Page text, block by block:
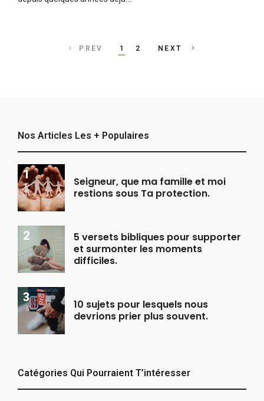
Posts
PREV 1 2 NEXT
Nos Articles Les + Populaires
Seigneur, que ma famille et moi
restions sous Ta protection.
5 versets bibliques pour supporter
et surmonter les moments
difficiles.
10 sujets pour lesquels nous
devrions prier plus souvent.
Catégories Qui Pourraient T’intéresser